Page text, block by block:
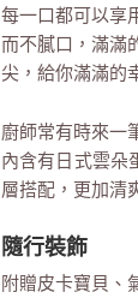
每一口都可以享
而不膩口，滿滿
尖，給你滿滿的
廚師常有時來一
內含有日式雲朵
層搭配，更加清
隨行裝飾
附贈皮卡寶貝、